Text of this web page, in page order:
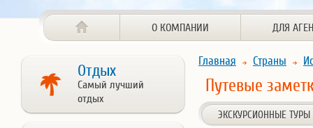
О КОМПАНИИ ДЛЯ
Отдых
Самый лучший
отдых
Главная Страны
Путевые
ЭКСКУРСИОННЫЕ ТУРЫ